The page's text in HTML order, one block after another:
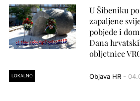
LOKALNO
U Šibeniku
zapaljene
pobjede i
Dana
obljetnice
Objava HR -